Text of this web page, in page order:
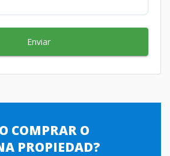
Enviar
COMPRAR O
PROPIEDAD?